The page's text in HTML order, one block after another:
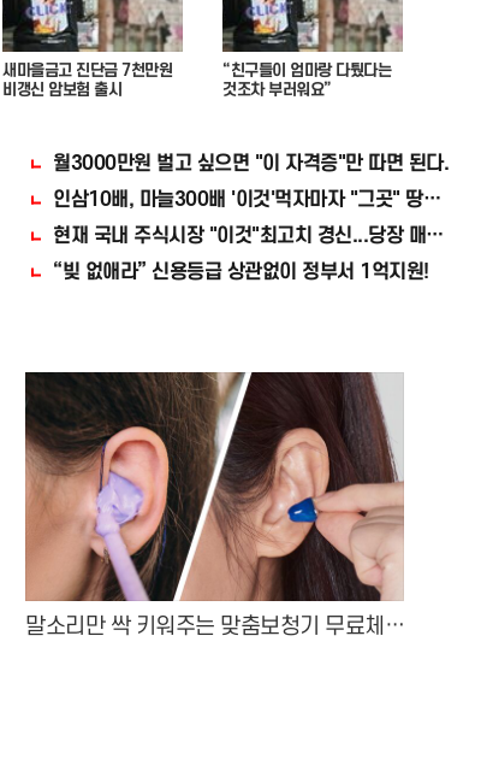
새마을금고 진단금 7천만원
비갱신 암보험 출시
“친구들이 엄마랑 다퉜다는
것조차 부러워요”
6자리 공개!? 꼭 확인해라!
월3000만원 벌고 싶으면 "이 자격증"만 따면 된다.
인삼10배, 마늘300배 '이것'먹자마자 "그곳" 땅땅해져
현재 국내 주식시장 "이것"최고치 경신...당장 매수해
“빚 없애라” 신용등급 상관없이 정부서 1억지원!
말소리만 싹 키워주는 맞춤보청기 무료체험